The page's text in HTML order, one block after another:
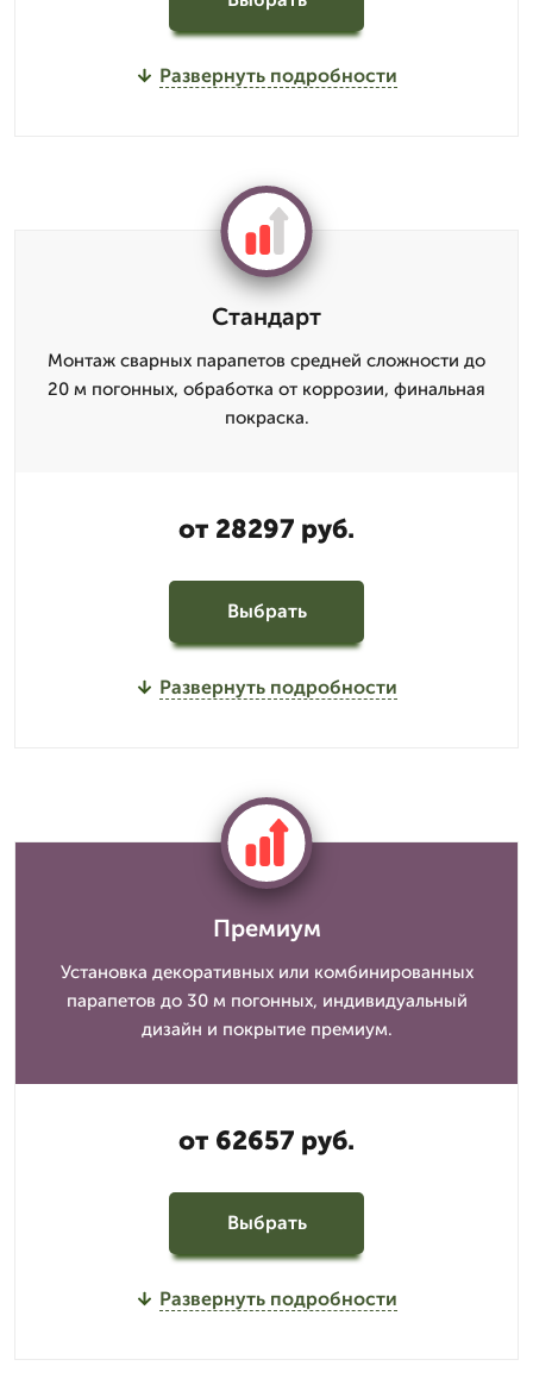
Развернуть подробности
Стандарт
Монтаж сварных парапетов средней сложности до
20 м погонных, обработка от коррозии, финальная
покраска.
от 28297 руб.
Выбрать
Развернуть подробности
Премиум
Установка декоративных или комбинированных
парапетов до 30 м погонных, индивидуальный
дизайн и покрытие премиум.
от 62657 руб.
Выбрать
Развернуть подробности